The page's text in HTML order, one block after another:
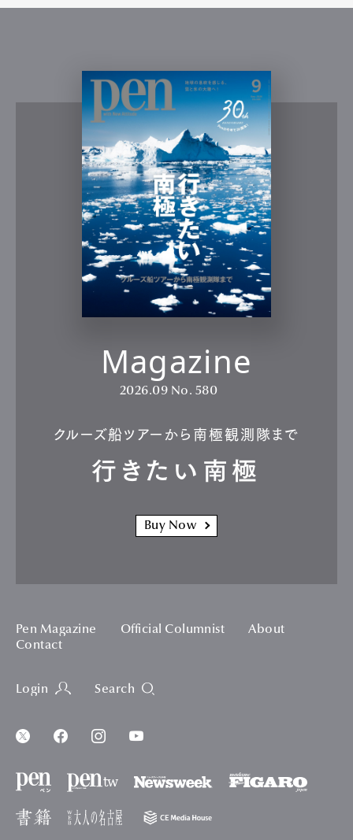
Magazine
2026.09 No. 580
クルーズ船ツアーから南極観測隊まで
行きたい南極
Buy Now
Pen Magazine Official Columnist
About
Contact
Login Search